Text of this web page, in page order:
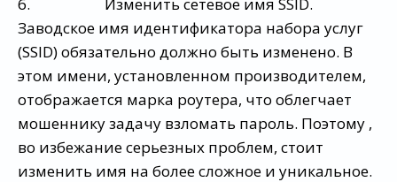
Заводское имя идентификатора набора услуг
(SSID) обязательно должно быть изменено. В
этом имени, установленном производителем,
отображается марка роутера, что облегчает
мошеннику задачу взломать пароль. Поэтому ,
во избежание серьезных проблем, стоит
изменить имя на более сложное и уникальное.